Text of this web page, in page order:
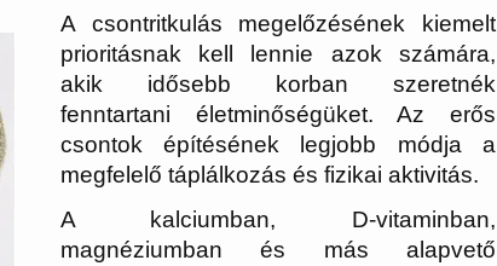
A csontritkulás megelőzésének kiemelt
prioritásnak kell lennie azok számára,
akik idősebb korban szeretnék
fenntartani életminőségüket. Az erős
csontok építésének legjobb módja a
megfelelő táplálkozás és fizikai aktivitás.
A kalciumban, D-vitaminban,
magnéziumban és más alapvető